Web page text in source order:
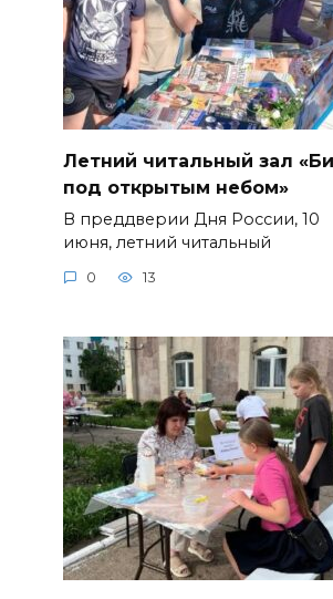
Летний читальный зал
под открытым небом»
В преддверии Дня России, 10
июня, летний читальный
0 13